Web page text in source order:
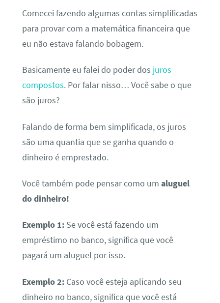
Comecei fazendo algumas contas simplificadas
para provar com a matemática financeira que
eu não estava falando bobagem.
Basicamente eu falei do poder dos juros
compostos. Por falar nisso… Você sabe o que
são juros?
Falando de forma bem simplificada, os juros
são uma quantia que se ganha quando o
dinheiro é emprestado.
Você também pode pensar como um aluguel
do dinheiro!
Exemplo 1:Se você está fazendo um
empréstimo no banco, significa que você
pagará um aluguel por isso.
Exemplo 2:Caso você esteja aplicando seu
dinheiro no banco, significa que você está